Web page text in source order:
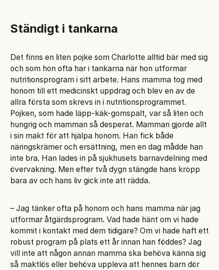
Ständigt i tankarna
Det finns en liten pojke som Charlotte alltid bär med sig
och som hon ofta har i tankarna när hon utformar
nutritionsprogram i sitt arbete. Hans mamma tog med
honom till ett medicinskt uppdrag och blev en av de
allra första som skrevs in i nutritionsprogrammet.
Pojken, som hade läpp-käk-gomspalt, var så liten och
hungrig och mamman så desperat. Mamman gjorde allt
i sin makt för att hjälpa honom. Han fick både
näringskrämer och ersättning, men en dag mådde han
inte bra. Han lades in på sjukhusets barnavdelning med
övervakning. Men efter två dygn stängde hans kropp
bara av och hans liv gick inte att rädda.
– Jag tänker ofta på honom och hans mamma när jag
utformar åtgärdsprogram. Vad hade hänt om vi hade
kommit i kontakt med dem tidigare? Om vi hade haft ett
robust program på plats ett år innan han föddes? Jag
vill inte att någon annan mamma ska behöva känna sig
så maktlös eller behöva uppleva att hennes barn dör